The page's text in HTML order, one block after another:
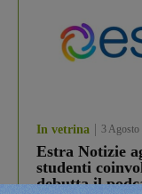
In vetrina 3 Agosto
Estra Notizie
studenti
debutta il